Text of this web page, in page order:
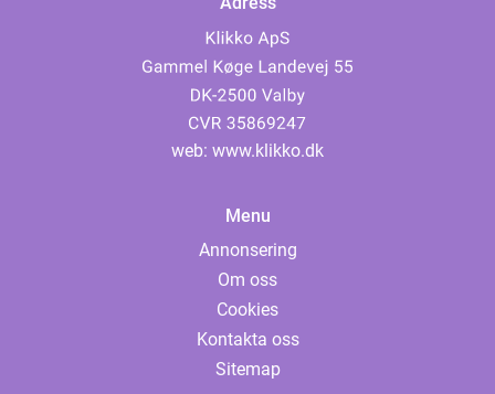
web: www.klikko.dk
Menu
Annonsering
Om oss
Cookies
Kontakta oss
Sitemap